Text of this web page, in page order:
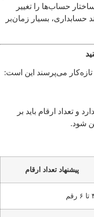
حساب‌ها را تغییر
حسابداری، بسیار زمان‌بر
تازه‌کار می‌پرسند این است:
و تعداد ارقام باید بر
شود.
پیشنهاد تعداد ارقام
رقم